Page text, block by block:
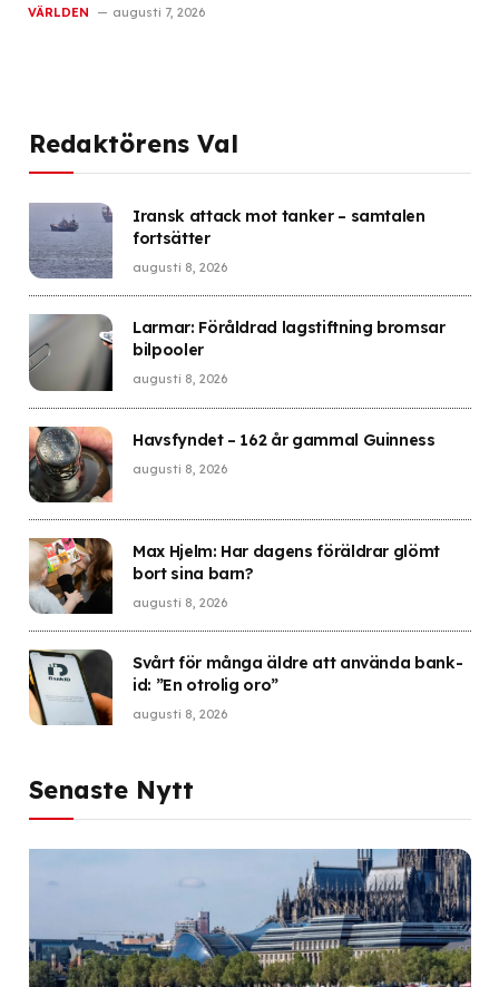
VÄRLDEN augusti 7, 2026
Redaktörens Val
Iransk attack mot tanker – samtalen
fortsätter
augusti 8, 2026
Larmar: Föråldrad lagstiftning bromsar
bilpooler
augusti 8, 2026
Havsfyndet – 162 år gammal Guinness
augusti 8, 2026
Max Hjelm: Har dagens föräldrar glömt
bort sina barn?
augusti 8, 2026
Svårt för många äldre att använda bank-
id: ”En otrolig oro”
augusti 8, 2026
Senaste Nytt